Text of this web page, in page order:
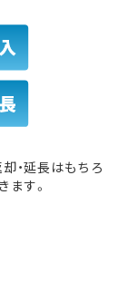
・延長はもちろ
ます。